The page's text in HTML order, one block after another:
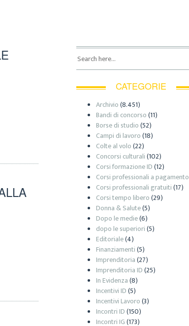
CATEGORIE
Archivio(8.451)
Bandi di concorso(11)
Borse di studio(52)
Campi di lavoro(18)
Colte al volo(22)
Concorsi culturali(102)
Corsi formazione ID(12)
Corsi professionali a pagamento
Corsi professionali gratuiti(17)
Corsi tempo libero(29)
Donna & Salute(5)
Dopo le medie(6)
dopo le superiori(5)
Editoriale(4)
Finanziamenti(5)
Imprenditoria(27)
Imprenditoria ID(25)
In Evidenza(8)
Incentivi ID(5)
Incentivi Lavoro(3)
Incontri ID(150)
Incontri IG(173)